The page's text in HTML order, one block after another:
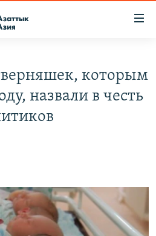
которым
назвали в честь